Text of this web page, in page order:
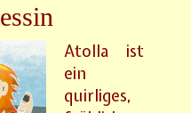
Atolla ist
ein
quirliges,